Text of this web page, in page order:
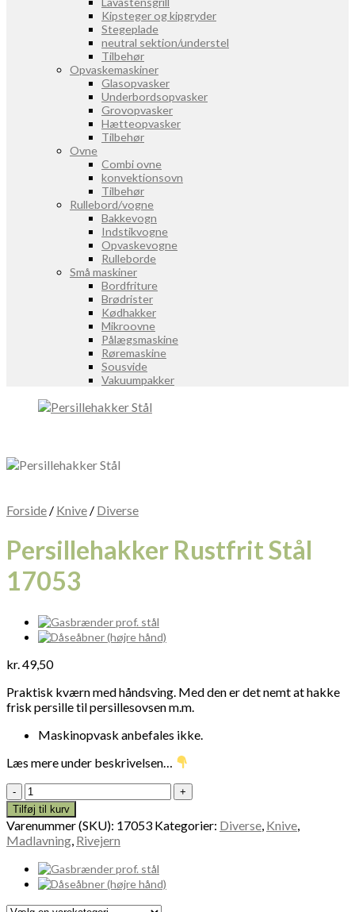
Kipsteger og kipgryder
Stegeplade
neutral sektion/understel
Tilbehør
Opvaskemaskiner
Glasopvasker
Underbordsopvasker
Grovopvasker
Hætteopvasker
Tilbehør
Ovne
Combi ovne
konvektionsovn
Tilbehør
Rullebord/vogne
Bakkevogn
Indstikvogne
Opvaskevogne
Rulleborde
Små maskiner
Bordfriture
Brødrister
Kødhakker
Mikroovne
Pålægsmaskine
Røremaskine
Sousvide
Vakuumpakker
Forside / Knive / Diverse
Persillehakker Rustfrit Stål
17053
kr.49,50
Praktisk kværn med håndsving. Med den er det nemt at hakke
frisk persille til persillesovsen m.m.
Maskinopvask anbefales ikke.
Læs mere under beskrivelsen…
Persillehakker
Rustfrit
Stål
17053
antal
Tilføj til kurv
Varenummer (SKU): 17053 Kategorier: Diverse, Knive,
Madlavning, Rivejern